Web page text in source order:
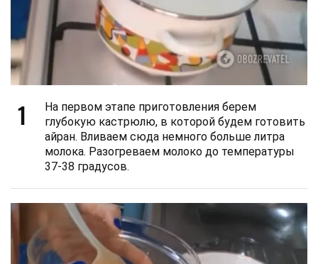
1
На первом этапе приготовления берем
глубокую кастрюлю, в которой будем готовить
айран. Вливаем сюда немного больше литра
молока. Разогреваем молоко до температуры
37-38 градусов.